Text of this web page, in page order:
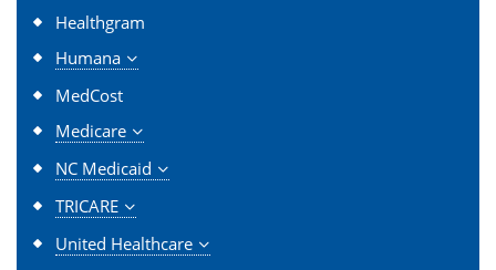
Healthgram
Humana
MedCost
Medicare
NC Medicaid
TRICARE
United Healthcare